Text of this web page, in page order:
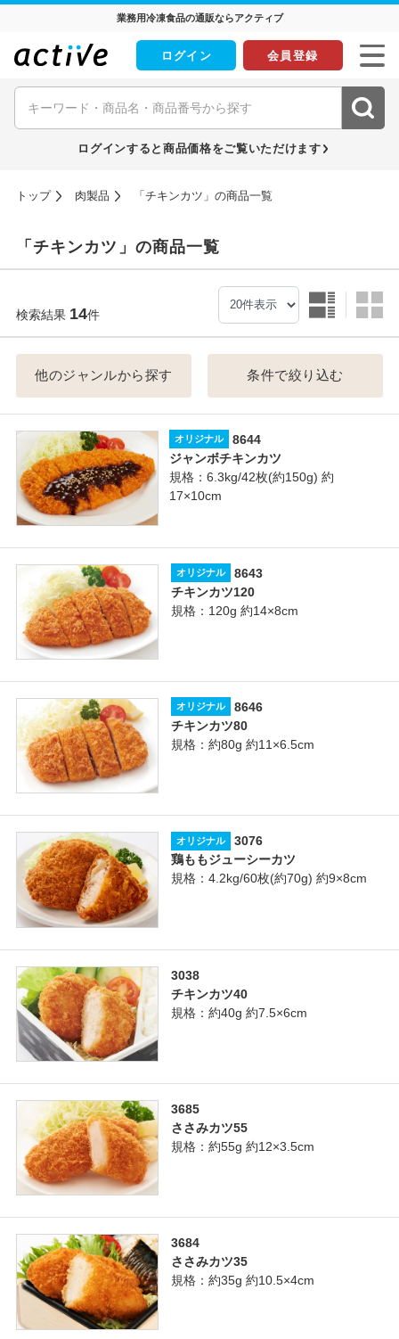
業務用冷凍食品の通販ならアクティブ
ログイン 会員登録
ログインすると商品価格をご覧いただけます
トップ 肉製品 「チキンカツ」の商品一覧
「チキンカツ」の商品一覧
検索結果 14件
他のジャンルから探す 条件で絞り込む
オリジナル
8644
ジャンボチキンカツ
規格：6.3kg/42枚(約150g) 約
17×10cm
オリジナル
8643
チキンカツ120
規格：120g 約14×8cm
オリジナル
8646
チキンカツ80
規格：約80g 約11×6.5cm
オリジナル
3076
鶏ももジューシーカツ
規格：4.2kg/60枚(約70g) 約9×8cm
3038
チキンカツ40
規格：約40g 約7.5×6cm
3685
ささみカツ55
規格：約55g 約12×3.5cm
3684
ささみカツ35
規格：約35g 約10.5×4cm